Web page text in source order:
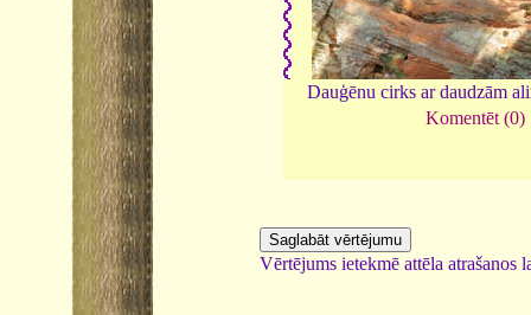
Dauģēnu cirks ar daudzām
Komentēt (0)
Vērtējums ietekmē attēla atrašanos